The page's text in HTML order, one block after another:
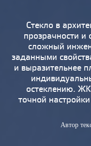
Стекло в
прозрачности
сложный
заданными
и выразительнее
остеклению.
точной
Автор